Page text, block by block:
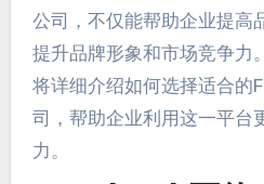
公司，不仅能帮助企业提高
提升品牌形象和市场竞争力
将详细介绍如何选择适合的
司，帮助企业利用这一平台
力。